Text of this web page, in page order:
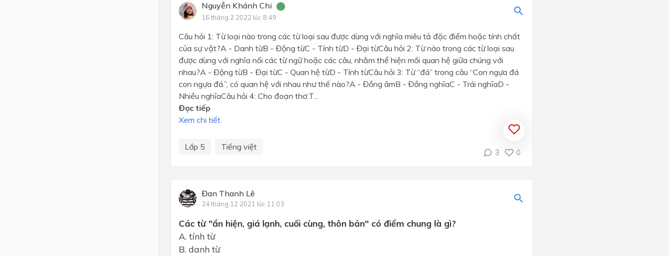
Nguyễn Khánh Chi
16 tháng 2 2022 lúc 8:49
Câu hỏi 1: Từ loại nào trong các từ loại sau được dùng với nghĩa miêu tả đặc điểm hoặc tính chất
của sự vật?A - Danh từB - Động từC - Tính từD - Đại từCâu hỏi 2: Từ nào trong các từ loại sau
được dùng với nghĩa nối các từ ngữ hoặc các câu, nhằm thể hiện mối quan hệ giữa chúng với
nhau?A - Động từB - Đại từC - Quan hệ từD - Tính từCâu hỏi 3: Từ “đá” trong câu “Con ngựa đá
con ngựa đá.”, có quan hệ với nhau như thế nào?A - Đồng âmB - Đồng nghĩaC - Trái nghĩaD -
Nhiều nghĩaCâu hỏi 4: Cho đoạn thơ:T...
Đọc tiếp
Xem chi tiết
Lớp 5 Tiếng việt
3 0
Đan Thanh Lê
24 tháng 12 2021 lúc 11:03
Các từ "ẩn hiện, giá lạnh, cuối cùng, thôn bản" có điểm chung là gì?
A. tính từ
B. danh từ